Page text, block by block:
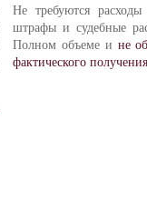
Не требуются
штрафы и судебные
Полном объеме и не
фактического получения